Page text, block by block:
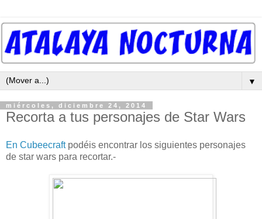
▼
miércoles, diciembre 24, 2014
Recorta a tus personajes de Star Wars
En Cubeecraft podéis encontrar los siguientes personajes
de star wars para recortar.-